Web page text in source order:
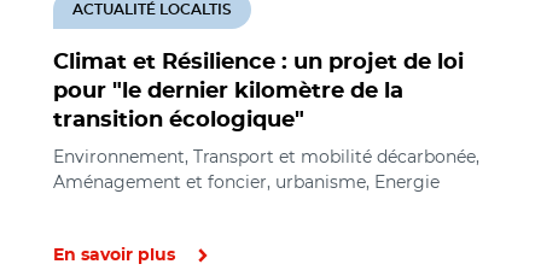
Climat et Résilience : un projet de loi
pour "le dernier kilomètre de la
transition écologique"
ACTUALITÉ LOCALTIS
Environnement, Transport et mobilité décarbonée,
Aménagement et foncier, urbanisme, Energie
En savoir plus